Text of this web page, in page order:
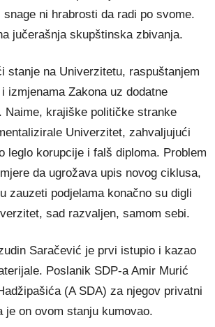
ni hrabrosti da radi po svome.
jučerašnja skupštinska zbivanja.
stanje na Univerzitetu, raspuštanjem
izmjenama Zakona uz dodatne
Naime, krajiške političke stranke
Univerzitet, zahvaljujući
leglo korupcije i falš diploma. Problem
da ugrožava upis novog ciklusa,
zauzeti podjelama konačno su digli
sad razvaljen, samom sebi.
Saračević je prvi istupio i kazao
Poslanik SDP-a Amir Murić
(A SDA) za njegov privatni
je on ovom stanju kumovao.